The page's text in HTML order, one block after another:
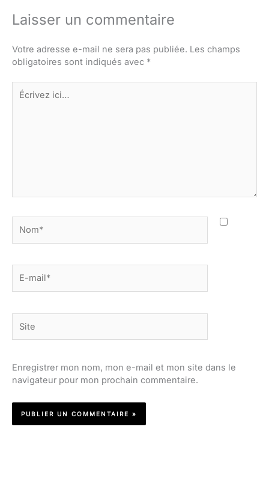
Laisser un commentaire
Votre adresse e-mail ne sera pas publiée. Les champs
obligatoires sont indiqués avec *
Écrivez
ici…
mail*
Enregistrer mon nom, mon e-mail et mon site dans le
navigateur pour mon prochain commentaire.